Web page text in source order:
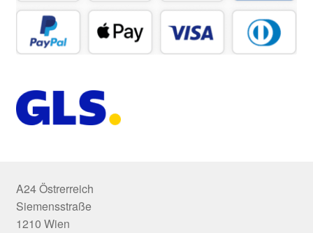
A24 Östrerreich
Siemensstraße
1210 Wien